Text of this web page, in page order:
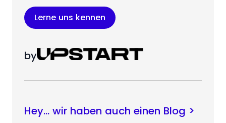
Lerne uns kennen
by
Hey… wir haben auch einen Blog >